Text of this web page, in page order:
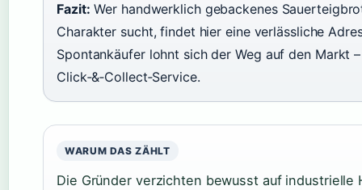
Fazit: Wer handwerklich gebackenes
Charakter sucht, findet hier eine verlässliche
Spontankäufer lohnt sich der Weg auf den Markt
Click‑&‑Collect‑Service.
WARUM DAS ZÄHLT
Die Gründer verzichten bewusst auf industrielle